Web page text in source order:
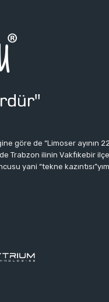
göre de “Limoser ayının
Trabzon ilinin Vakfıkebir
yani “tekne